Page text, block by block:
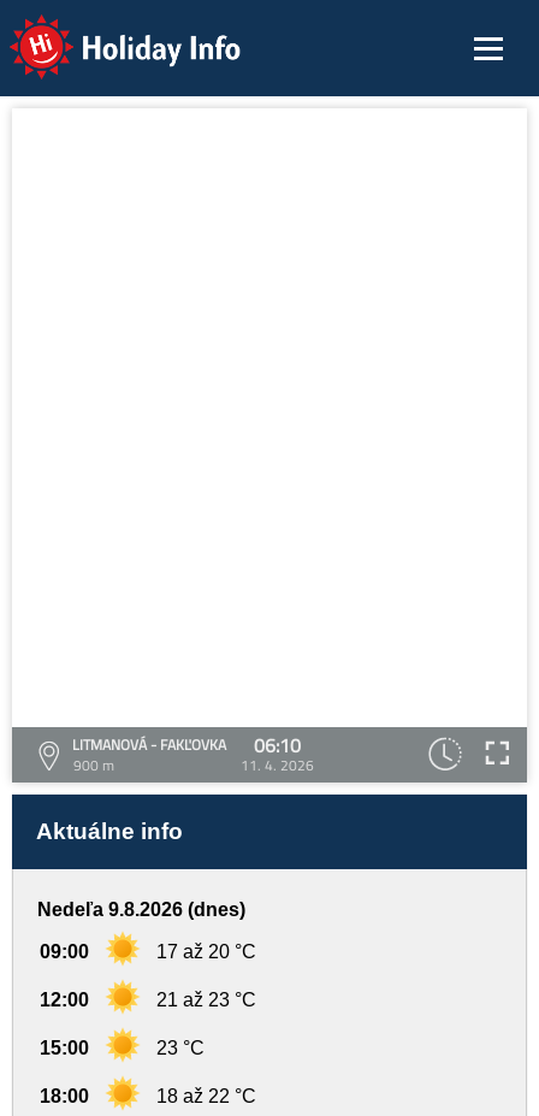
Holiday Info
LITMANOVÁ - FAKĽOVKA
900 m
06:10
11. 4. 2026
Aktuálne info
Nedeľa 9.8.2026 (dnes)
09:00 17 až 20 °C
12:00 21 až 23 °C
15:00 23 °C
18:00 18 až 22 °C